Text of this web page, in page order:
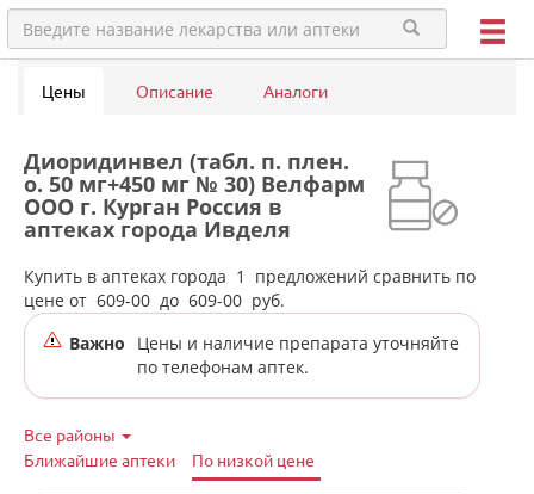
Цены Описание Аналоги
Диоридинвел (табл. п. плен.
о. 50 мг+450 мг № 30) Велфарм
ООО г. Курган Россия в
аптеках города Ивделя
Купить в аптеках города 1
предложений сравнить по
цене от 609-00 до 609-00 руб.
Важно
Цены и наличие препарата уточняйте
по телефонам аптек.
Все районы
Ближайшие аптеки
По низкой цене